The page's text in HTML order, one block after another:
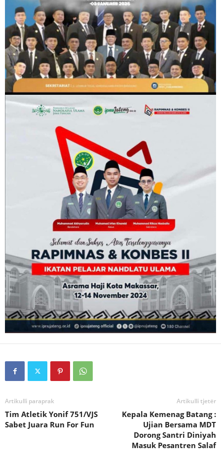
Artikulli paraprak
Tim Atletik Yonif 751/VJS
Sabet Juara Run For Fun
Artikulli tjetër
Kepala Kemenag Batang :
Ujian Bersama MDT
Dorong Santri Diniyah
Masuk Pesantren Salaf